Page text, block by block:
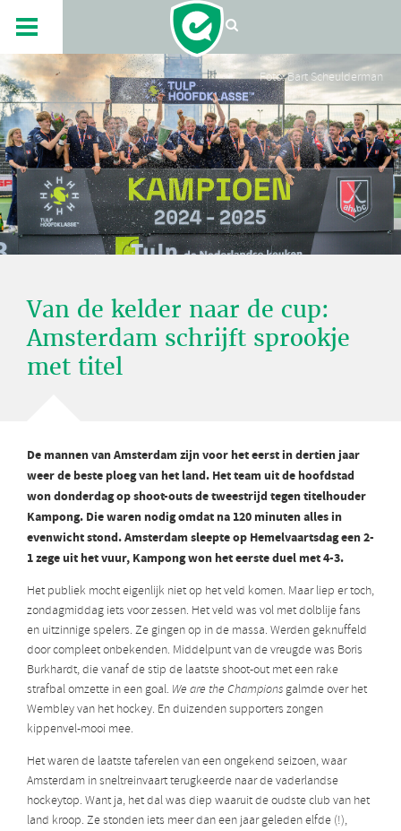
Foto: Bart Scheulderman
Van de kelder naar de cup:
Amsterdam schrijft sprookje
met titel
De mannen van Amsterdam zijn voor het eerst in dertien jaar
weer de beste ploeg van het land. Het team uit de hoofdstad
won donderdag op shoot-outs de tweestrijd tegen titelhouder
Kampong. Die waren nodig omdat na 120 minuten alles in
evenwicht stond. Amsterdam sleepte op Hemelvaartsdag een 2-
1 zege uit het vuur, Kampong won het eerste duel met 4-3.
Het publiek mocht eigenlijk niet op het veld komen. Maar liep er toch,
zondagmiddag iets voor zessen. Het veld was vol met dolblije fans
en uitzinnige spelers. Ze gingen op in de massa. Werden geknuffeld
door compleet onbekenden. Middelpunt van de vreugde was Boris
Burkhardt, die vanaf de stip de laatste shoot-out met een rake
strafbal omzette in een goal. We are the Championsgalmde over het
Wembley van het hockey. En duizenden supporters zongen
kippenvel-mooi mee.
Het waren de laatste taferelen van een ongekend seizoen, waar
Amsterdam in sneltreinvaart terugkeerde naar de vaderlandse
hockeytop. Want ja, het dal was diep waaruit de oudste club van het
land kroop. Ze stonden iets meer dan een jaar geleden elfde (!),